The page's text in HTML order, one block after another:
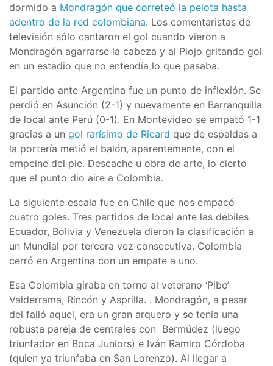
dormido a Mondragón que correteó la pelota hasta
adentro de la red colombiana. Los comentaristas de
televisión sólo cantaron el gol cuando vieron a
Mondragón agarrarse la cabeza y al Piojo gritando gol
en un estadio que no entendía lo que pasaba.
El partido ante Argentina fue un punto de inflexión. Se
perdió en Asunción (2-1) y nuevamente en Barranquilla
de local ante Perú (0-1). En Montevideo se empató 1-1
gracias a un gol rarísimo de Ricard que de espaldas a
la portería metió el balón, aparentemente, con el
empeine del pie. Descache u obra de arte, lo cierto
que el punto dio aire a Colombia.
La siguiente escala fue en Chile que nos empacó
cuatro goles. Tres partidos de local ante las débiles
Ecuador, Bolivia y Venezuela dieron la clasificación a
un Mundial por tercera vez consecutiva. Colombia
cerró en Argentina con un empate a uno.
Esa Colombia giraba en torno al veterano ‘Pibe’
Valderrama, Rincón y Asprilla. . Mondragón, a pesar
del falló aquel, era un gran arquero y se tenía una
robusta pareja de centrales con Bermúdez (luego
triunfador en Boca Juniors) e Iván Ramiro Córdoba
(quien ya triunfaba en San Lorenzo). Al llegar a